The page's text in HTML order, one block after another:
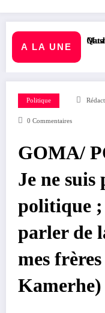
A LA UNE
Services exécutera 1200
la libération de 15
RDC/
Politique
0 Commentaires
GOMA/
Je ne suis
politique ;
parler de
mes
Kamerhe)